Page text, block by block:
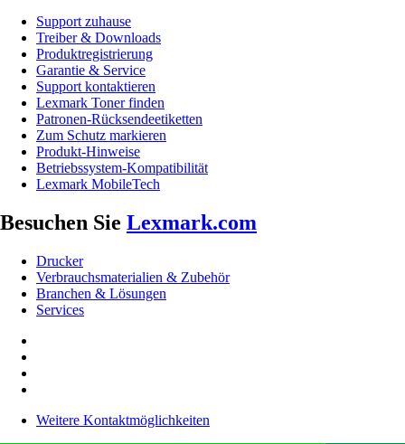
Support zuhause
Treiber & Downloads
Produktregistrierung
Garantie & Service
Support kontaktieren
Lexmark Toner finden
Patronen-Rücksendeetiketten
Zum Schutz markieren
Produkt-Hinweise
Betriebssystem-Kompatibilität
Lexmark MobileTech
Besuchen Sie Lexmark.com
Drucker
Verbrauchsmaterialien & Zubehör
Branchen & Lösungen
Services
Weitere Kontaktmöglichkeiten